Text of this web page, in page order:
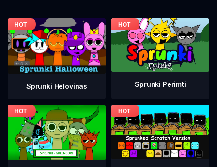
Sprunki Helovinas Sprunki Perimti